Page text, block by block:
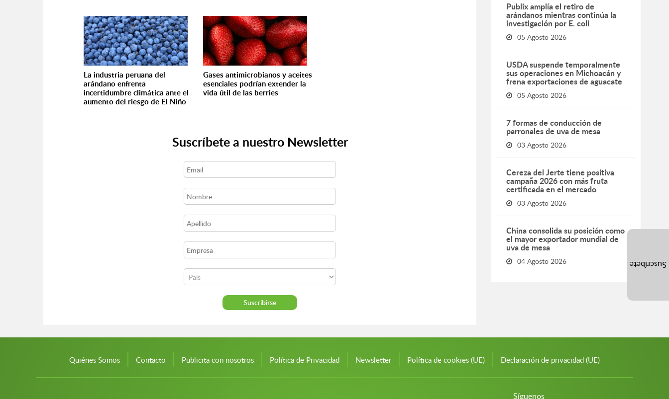
La industria peruana del
arándano enfrenta
incertidumbre climática ante el
aumento del riesgo de El Niño
Gases antimicrobianos y aceites
esenciales podrían extender la
vida útil de las berries
Suscríbete a nuestro Newsletter
Publix amplía el retiro de
arándanos mientras continúa la
investigación por E. coli
05 Agosto 2026
USDA suspende temporalmente
sus operaciones en Michoacán y
frena exportaciones de aguacate
05 Agosto 2026
7 formas de conducción de
parronales de uva de mesa
03 Agosto 2026
Cereza del Jerte tiene positiva
campaña 2026 con más fruta
certificada en el mercado
03 Agosto 2026
China consolida su posición como
el mayor exportador mundial de
uva de mesa
04 Agosto 2026
Quiénes Somos Contacto Publicita con nosotros Política de Privacidad Newsletter Política de cookies (UE) Declaración de privacidad (UE)
Síguenos
Suscríbete